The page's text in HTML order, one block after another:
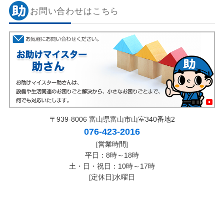
お問い合わせはこちら
〒939-8006 富山県富山市山室340番地2
076-423-2016
[営業時間]
平日：8時～18時
土・日・祝日：10時～17時
[定休日]水曜日